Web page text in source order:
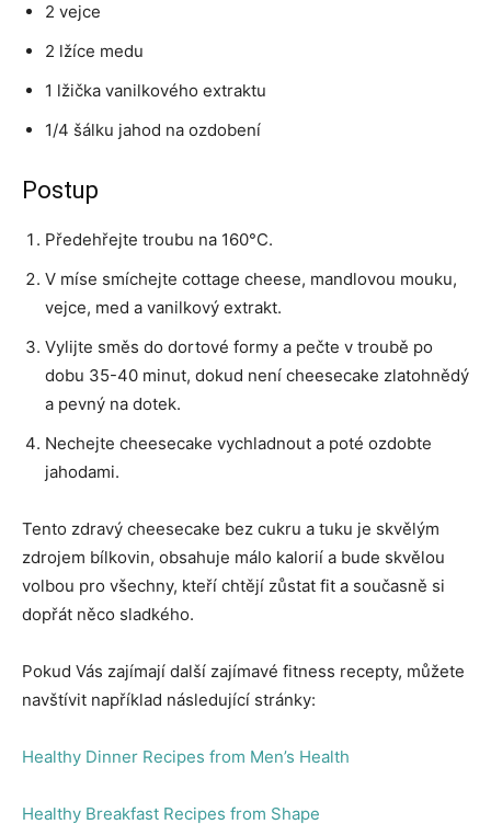
2 vejce
2 lžíce medu
1 lžička vanilkového extraktu
1/4 šálku jahod na ozdobení
Postup
Předehřejte troubu na 160°C.
V míse smíchejte cottage cheese, mandlovou mouku,
vejce, med a vanilkový extrakt.
Vylijte směs do dortové formy a pečte v troubě po
dobu 35-40 minut, dokud není cheesecake zlatohnědý
a pevný na dotek.
Nechejte cheesecake vychladnout a poté ozdobte
jahodami.
Tento zdravý cheesecake bez cukru a tuku je skvělým
zdrojem bílkovin, obsahuje málo kalorií a bude skvělou
volbou pro všechny, kteří chtějí zůstat fit a současně si
dopřát něco sladkého.
Pokud Vás zajímají další zajímavé fitness recepty, můžete
navštívit například následující stránky:
Healthy Dinner Recipes from Men’s Health
Healthy Breakfast Recipes from Shape